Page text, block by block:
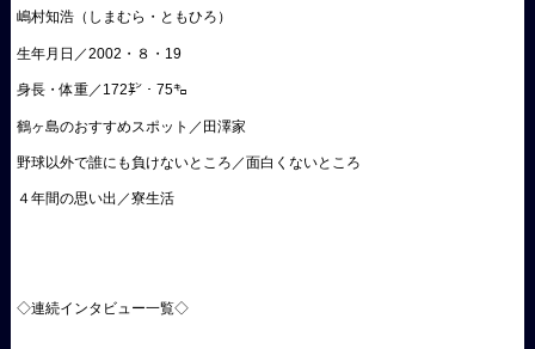
嶋村知浩（しまむら・ともひろ）
生年月日／2002・８・19
身長・体重／172㌢・75㌔
鶴ヶ島のおすすめスポット／田澤家
野球以外で誰にも負けないところ／面白くないところ
４年間の思い出／寮生活
◇連続インタビュー一覧◇